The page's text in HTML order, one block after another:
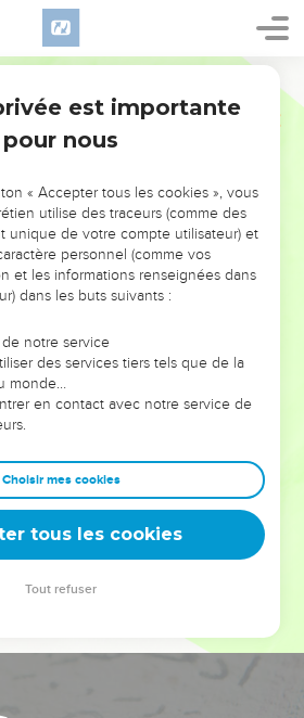
PAS L’ÉVÉNEMENT
L’ANNÉE !
POUVAIENT VOUS ÉVITER LES
VOTRES ?
on voit moins les doutes, les erreurs
ont traversés, alors même que ce
qui les ont façonnés.
leaders, entrepreneurs, et responsables
plus de sagesse afin que leurs erreurs
Que vous guidiez un ministère, une
une famille, leur expérience est faite
est importante
pour nous
« Accepter tous les cookies », vous
utilise des traceurs (comme des
unique de votre compte utilisateur) et
personnel (comme vos
et les informations renseignées dans
dans les buts suivants :
notre service
des services tiers tels que de la
monde…
en contact avec notre service de
Choisir mes cookies
tous les cookies
Tout refuser